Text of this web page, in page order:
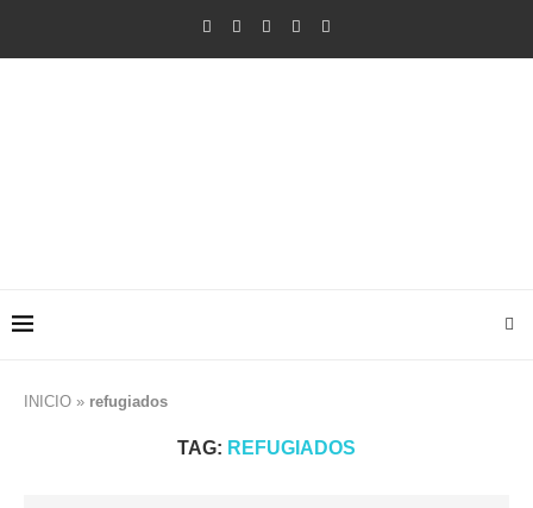
INICIO » refugiados
TAG: REFUGIADOS